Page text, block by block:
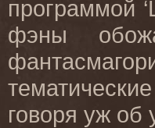
программой ‘
фэны
говоря уж об